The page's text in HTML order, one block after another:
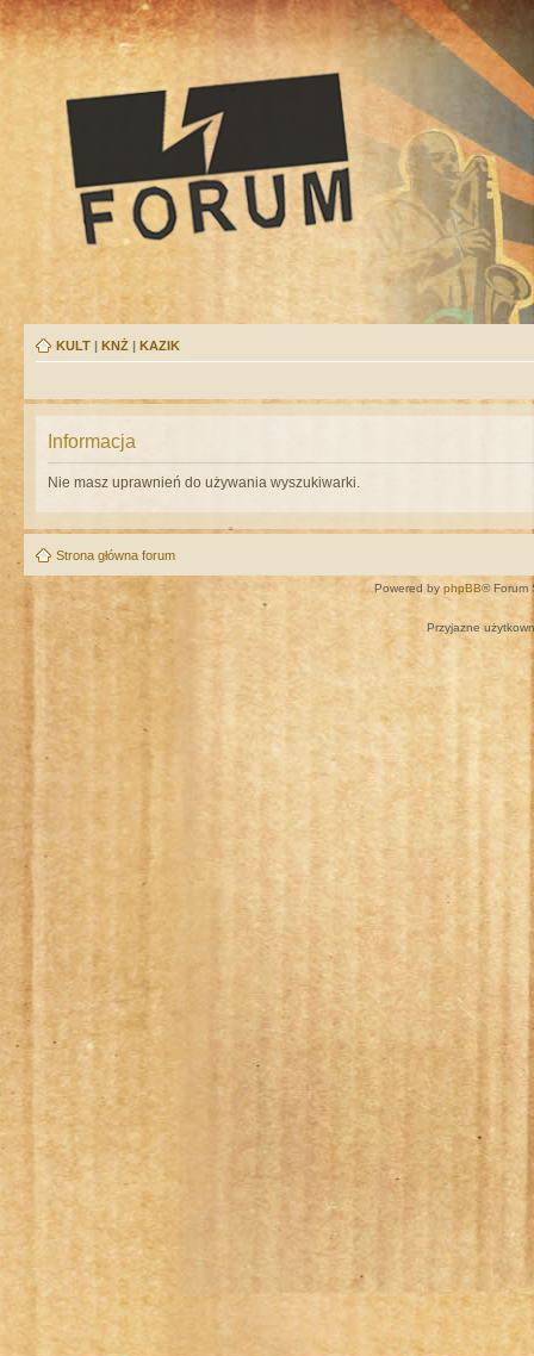
KULT | KNŻ | KAZIK
Informacja
Nie masz uprawnień do używania wyszukiwarki.
Strona główna forum
Powered by phpBB® Forum
Przyjazne